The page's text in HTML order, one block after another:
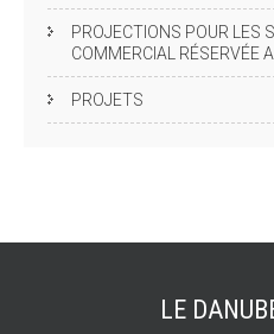
PROJECTIONS POUR LES
COMMERCIAL RÉSERVÉE
PROJETS
LE